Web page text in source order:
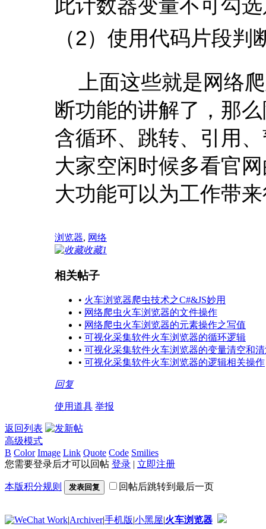
此计数器变量不可勾
（2）使用代码片段
上面这些就是网络
断功能的讲解了，那
含循环、跳转、引用
大家空闲时候多看官
大功能可以为工作带
浏览器, 网络
收藏1
相关帖子
• 火车浏览器爬虫技术之C#&JS妙用
• 网络爬虫火车浏览器的文件操作
• 网络爬虫火车浏览器的元素操作之写值
• 可视化采集软件火车浏览器的循环逻辑
• 可视化采集软件火车浏览器的变量清空和
• 可视化采集软件火车浏览器的逻辑相关操作
回复
使用道具 举报
返回列表
高级模式
B Color Image Link Quote Code Smilies
您需要登录后才可以回帖 登录 | 立即注册
本版积分规则 发表回复 回帖后跳转到最后一页
|Archiver|手机版|小黑屋|火车浏览器